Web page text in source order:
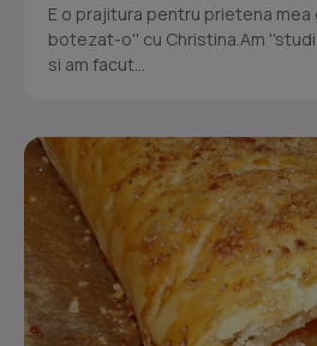
E o prajitura pentru prietena
botezat-o'' cu Christina.Am
si am facut...